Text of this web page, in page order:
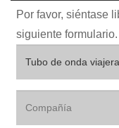
Por favor, siéntase
siguiente